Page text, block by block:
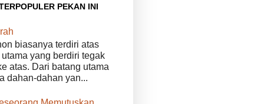
PEKAN INI
biasanya terdiri atas
yang berdiri tegak
atas. Dari batang utama
dahan-dahan yan...